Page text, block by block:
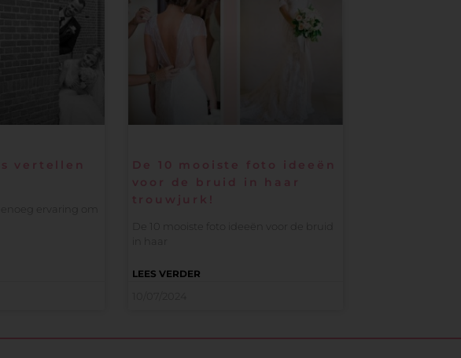
vertellen
ervaring om
De 10 mooiste foto ideeën
voor de bruid in haar
trouwjurk!
De 10 mooiste foto ideeën voor de bruid
LEES VERDER